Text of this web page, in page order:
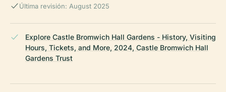
Última revisión: August 2025
Explore Castle Bromwich Hall Gardens - History, Visiting
Hours, Tickets, and More, 2024, Castle Bromwich Hall
Gardens Trust